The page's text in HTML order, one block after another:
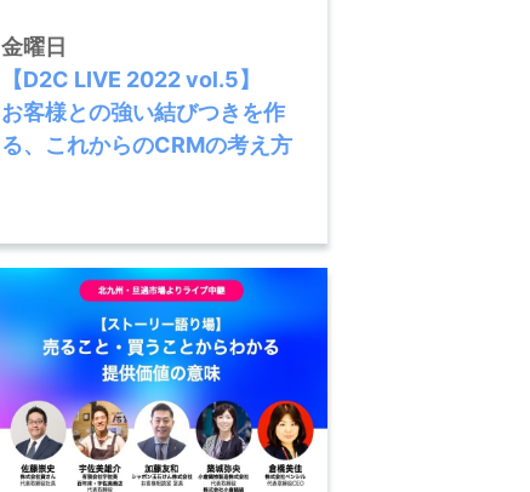
金曜日
【D2C LIVE 2022 vol.5】
お客様との強い結びつきを作
る、これからのCRMの考え方